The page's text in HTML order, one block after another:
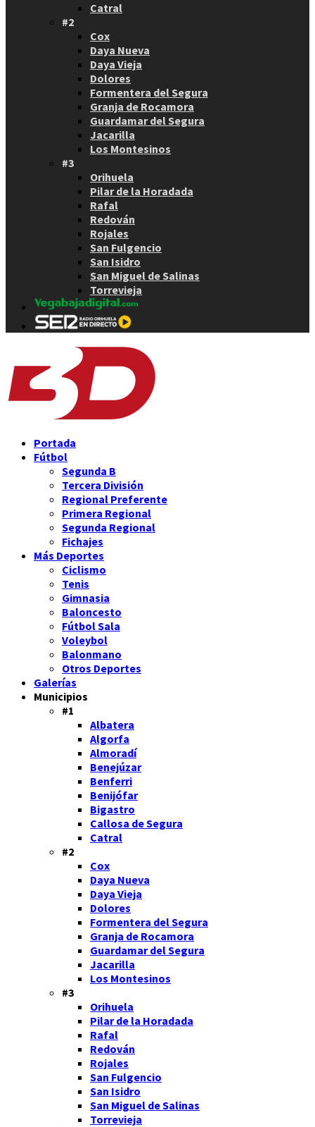
Catral
#2
Cox
Daya Nueva
Daya Vieja
Dolores
Formentera del Segura
Granja de Rocamora
Guardamar del Segura
Jacarilla
Los Montesinos
#3
Orihuela
Pilar de la Horadada
Rafal
Redován
Rojales
San Fulgencio
San Isidro
San Miguel de Salinas
Torrevieja
Portada
Fútbol
Segunda B
Tercera División
Regional Preferente
Primera Regional
Segunda Regional
Fichajes
Más Deportes
Ciclismo
Tenis
Gimnasia
Baloncesto
Fútbol Sala
Voleybol
Balonmano
Otros Deportes
Galerías
Municipios
#1
Albatera
Algorfa
Almoradí
Benejúzar
Benferri
Benijófar
Bigastro
Callosa de Segura
Catral
#2
Cox
Daya Nueva
Daya Vieja
Dolores
Formentera del Segura
Granja de Rocamora
Guardamar del Segura
Jacarilla
Los Montesinos
#3
Orihuela
Pilar de la Horadada
Rafal
Redován
Rojales
San Fulgencio
San Isidro
San Miguel de Salinas
Torrevieja